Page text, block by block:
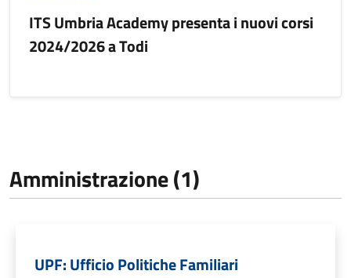
ITS Umbria Academy presenta i nuovi corsi
2024/2026 a Todi
Amministrazione (1)
UPF: Ufficio Politiche Familiari